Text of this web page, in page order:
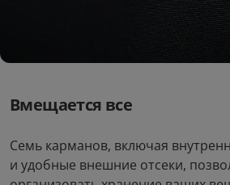
Вмещается все
Семь карманов, включая
и удобные внешние отсеки,